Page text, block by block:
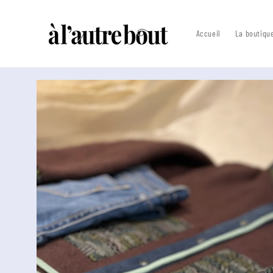
Accueil La boutique
Passer